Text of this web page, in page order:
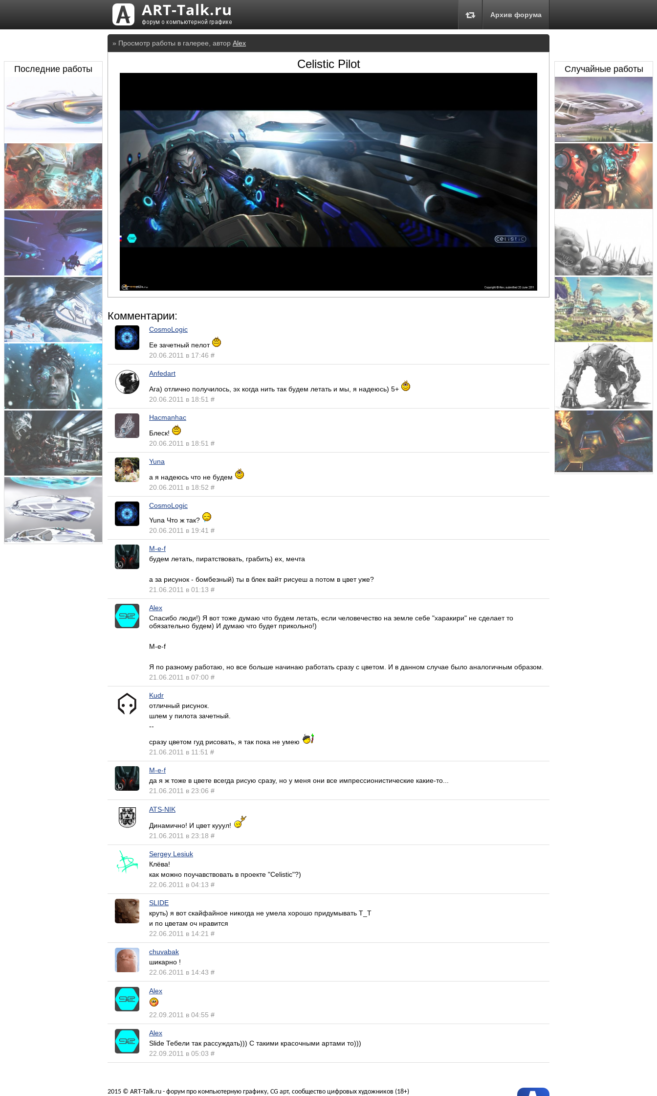
Архив форума
» Просмотр работы в галерее, автор Alex
Celistic Pilot
Комментарии:
CosmoLogic
Ее зачетный пелот
20.06.2011 в 17:46 #
Anfedart
Ага) отлично получилось, эх когда нить так будем летать и мы, я надеюсь) 5+
20.06.2011 в 18:51 #
Hacmanhac
Блеск!
20.06.2011 в 18:51 #
Yuna
а я надеюсь что не будем
20.06.2011 в 18:52 #
CosmoLogic
Yuna Что ж так?
20.06.2011 в 19:41 #
M-e-f
будем летать, пиратствовать, грабить) ех, мечта
а за рисунок - бомбезный) ты в блек вайт рисуеш а потом в цвет уже?
21.06.2011 в 01:13 #
Alex
Спасибо люди!) Я вот тоже думаю что будем летать, если человечество на земле себе "харакири" не сделает то
обязательно будем) И думаю что будет прикольно!)
M-e-f
Я по разному работаю, но все больше начинаю работать сразу с цветом. И в данном случае было аналогичным образом.
21.06.2011 в 07:00 #
Kudr
отличный рисунок.
шлем у пилота зачетный.
--
сразу цветом гуд рисовать, я так пока не умею
21.06.2011 в 11:51 #
M-e-f
да я ж тоже в цвете всегда рисую сразу, но у меня они все импрессионистические какие-то...
21.06.2011 в 23:06 #
ATS-NIK
Динамично! И цвет кууул!
21.06.2011 в 23:18 #
Sergey Lesiuk
Клёва!
как можно поучавствовать в проекте "Celistic"?)
22.06.2011 в 04:13 #
SLIDE
круть) я вот скайфайное никогда не умела хорошо придумывать Т_Т
и по цветам оч нравится
22.06.2011 в 14:21 #
chuvabak
шикарно !
22.06.2011 в 14:43 #
Alex
22.09.2011 в 04:55 #
Alex
Slide Тебели так рассуждать))) С такими красочными артами то)))
22.09.2011 в 05:03 #
Последние работы Случайные работы
2015 © ART-Talk.ru - форум про компьютерную графику, CG арт, сообщество цифровых художников (18+)